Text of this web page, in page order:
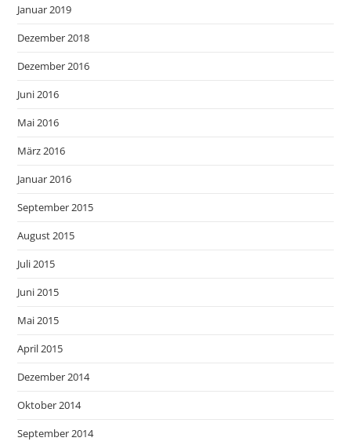
Januar 2019
Dezember 2018
Dezember 2016
Juni 2016
Mai 2016
März 2016
Januar 2016
September 2015
August 2015
Juli 2015
Juni 2015
Mai 2015
April 2015
Dezember 2014
Oktober 2014
September 2014